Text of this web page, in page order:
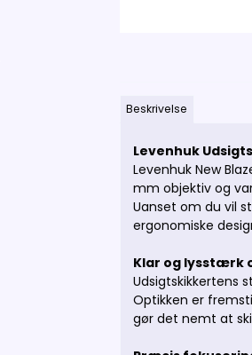
Beskrivelse
Levenhuk
Levenhuk New
mm objektiv og
Uanset om du vil
ergonomiske
Klar og lysstærk
Udsigtskikkertens
Optikken er
gør det nemt at